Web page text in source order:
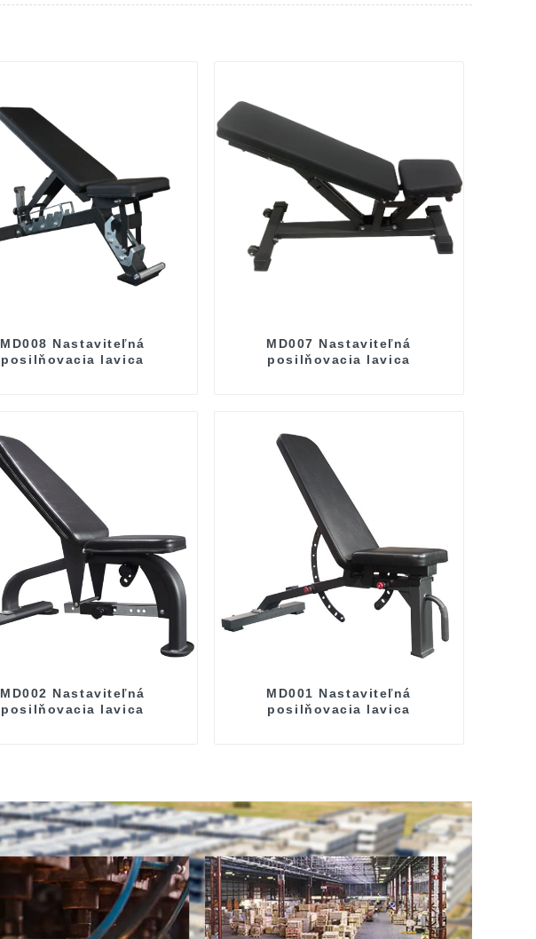
MD008 Nastaviteľná
posilňovacia lavica
MD007 Nastaviteľná
posilňovacia lavica
MD002 Nastaviteľná
posilňovacia lavica
MD001 Nastaviteľná
posilňovacia lavica